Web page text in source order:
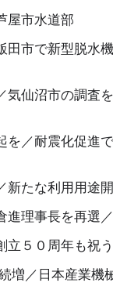
屋市水道部
田市で新型脱水
気仙沼市の調査
を／耐震化促進
新たな利用用途
進理事長を再選
立５０周年も祝
増／日本産業機